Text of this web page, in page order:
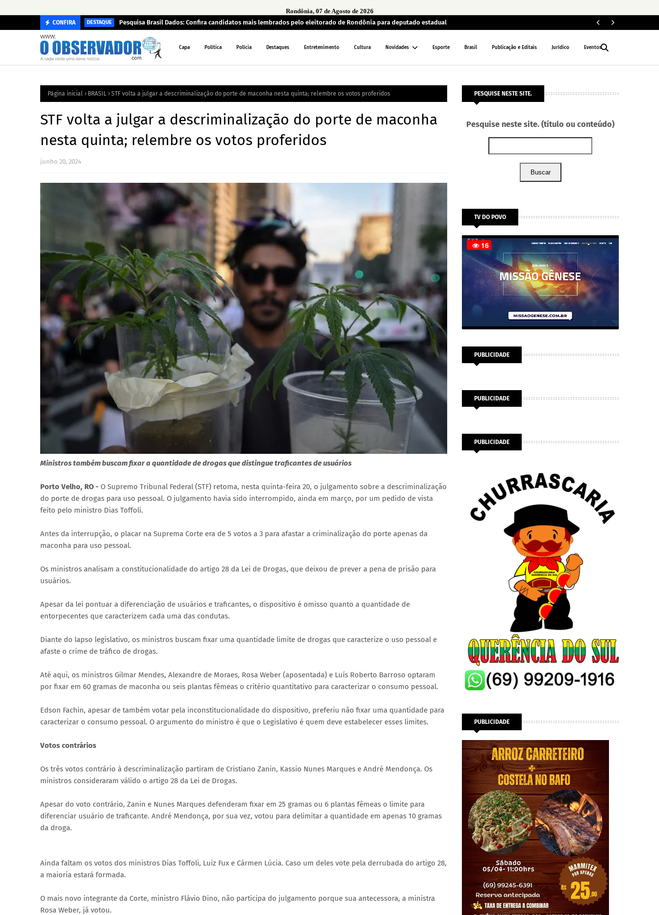
Rondônia, 07 de Agosto de 2026
CONFIRA DESTAQUE Pesquisa Brasil Dados: Confira candidatos mais lembrados pelo eleitorado de Rondônia para deputado estadual
Capa Política Polícia Destaques Entretenimento Cultura Novidades Esporte Brasil Publicação e Editais Jurídico Eventos
Página inicial BRASIL STF volta a julgar a descriminalização do porte de maconha nesta quinta; relembre os votos proferidos
STF volta a julgar a descriminalização do porte de maconha
nesta quinta; relembre os votos proferidos
junho 20, 2024
Ministros também buscam fixar a quantidade de drogas que distingue traficantes de usuários
Porto Velho, RO - O Supremo Tribunal Federal (STF) retoma, nesta quinta-feira 20, o julgamento sobre a descriminalização
do porte de drogas para uso pessoal. O julgamento havia sido interrompido, ainda em março, por um pedido de vista
feito pelo ministro Dias Toffoli.
Antes da interrupção, o placar na Suprema Corte era de 5 votos a 3 para afastar a criminalização do porte apenas da
maconha para uso pessoal.
Os ministros analisam a constitucionalidade do artigo 28 da Lei de Drogas, que deixou de prever a pena de prisão para
usuários.
Apesar da lei pontuar a diferenciação de usuários e traficantes, o dispositivo é omisso quanto a quantidade de
entorpecentes que caracterizem cada uma das condutas.
Diante do lapso legislativo, os ministros buscam fixar uma quantidade limite de drogas que caracterize o uso pessoal e
afaste o crime de tráfico de drogas.
Até aqui, os ministros Gilmar Mendes, Alexandre de Moraes, Rosa Weber (aposentada) e Luís Roberto Barroso optaram
por fixar em 60 gramas de maconha ou seis plantas fêmeas o critério quantitativo para caracterizar o consumo pessoal.
Edson Fachin, apesar de também votar pela inconstitucionalidade do dispositivo, preferiu não fixar uma quantidade para
caracterizar o consumo pessoal. O argumento do ministro é que o Legislativo é quem deve estabelecer esses limites.
Votos contrários
Os três votos contrário à descriminalização partiram de Cristiano Zanin, Kassio Nunes Marques e André Mendonça. Os
ministros consideraram válido o artigo 28 da Lei de Drogas.
Apesar do voto contrário, Zanin e Nunes Marques defenderam fixar em 25 gramas ou 6 plantas fêmeas o limite para
diferenciar usuário de traficante. André Mendonça, por sua vez, votou para delimitar a quantidade em apenas 10 gramas
da droga.
Ainda faltam os votos dos ministros Dias Toffoli, Luiz Fux e Cármen Lúcia. Caso um deles vote pela derrubada do artigo 28,
a maioria estará formada.
O mais novo integrante da Corte, ministro Flávio Dino, não participa do julgamento porque sua antecessora, a ministra
Rosa Weber, já votou.
PESQUISE NESTE SITE.
Pesquise neste site. (título ou conteúdo)
Buscar
TV DO POVO
PUBLICIDADE
PUBLICIDADE
PUBLICIDADE
PUBLICIDADE